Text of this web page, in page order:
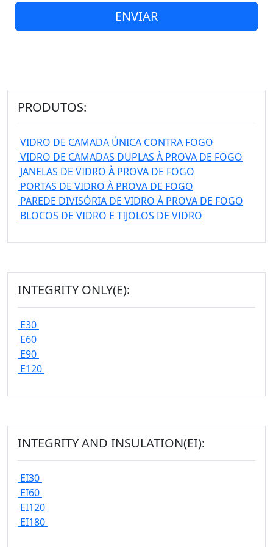
ENVIAR
PRODUTOS:
VIDRO DE CAMADA ÚNICA CONTRA FOGO
VIDRO DE CAMADAS DUPLAS À PROVA DE FOGO
JANELAS DE VIDRO À PROVA DE FOGO
PORTAS DE VIDRO À PROVA DE FOGO
PAREDE DIVISÓRIA DE VIDRO À PROVA DE FOGO
BLOCOS DE VIDRO E TIJOLOS DE VIDRO
INTEGRITY ONLY(E):
E30
E60
E90
E120
INTEGRITY AND INSULATION(EI):
EI30
EI60
EI120
EI180